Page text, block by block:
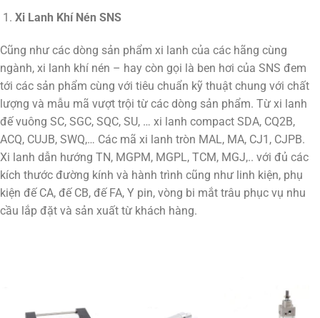
Xi Lanh Khí Nén SNS
Cũng như các dòng sản phẩm xi lanh của các hãng cùng
ngành, xi lanh khí nén – hay còn gọi là ben hơi của SNS đem
tới các sản phẩm cùng với tiêu chuẩn kỹ thuật chung với chất
lượng và mẫu mã vượt trội từ các dòng sản phẩm. Từ xi lanh
đế vuông SC, SGC, SQC, SU, … xi lanh compact SDA, CQ2B,
ACQ, CUJB, SWQ,… Các mã xi lanh tròn MAL, MA, CJ1, CJPB.
Xi lanh dẫn hướng TN, MGPM, MGPL, TCM, MGJ,.. với đủ các
kích thước đường kính và hành trình cũng như linh kiện, phụ
kiện đế CA, đế CB, đế FA, Y pin, vòng bi mắt trâu phục vụ nhu
cầu lắp đặt và sản xuất từ khách hàng.